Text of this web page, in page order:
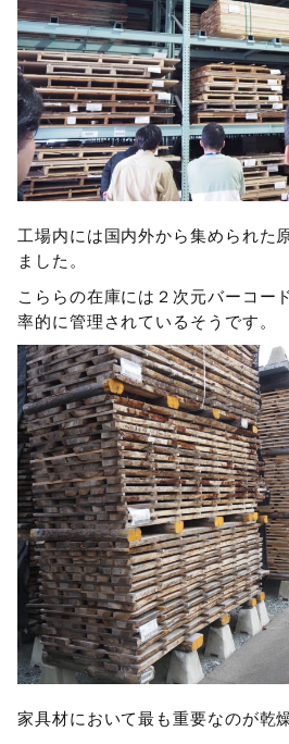
工場内には国内外から集められた
ました。
こららの在庫には２次元バーコー
率的に管理されているそうです。
家具材において最も重要なのが乾